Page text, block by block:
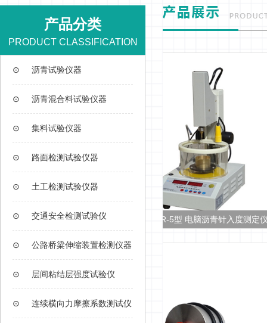
产品分类
PRODUCT CLASSIFICATION
⊙ 沥青试验仪器
⊙ 沥青混合料试验仪器
⊙ 集料试验仪器
⊙ 路面检测试验仪器
⊙ 土工检测试验仪器
⊙ 交通安全检测试验仪
⊙ 公路桥梁伸缩装置检测仪器
⊙ 层间粘结层强度试验仪
⊙ 连续横向力摩擦系数测试仪
度测定仪 LHZR-5型 电脑沥青针入度测定仪